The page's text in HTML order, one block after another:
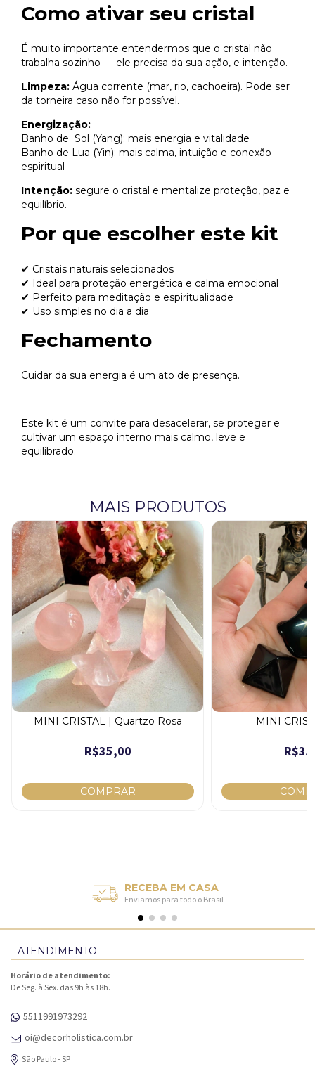
Como ativar seu cristal
É muito importante entendermos que o cristal não
trabalha sozinho — ele precisa da sua ação, e intenção.
Limpeza: Água corrente (mar, rio, cachoeira). Pode ser
da torneira caso não for possível.
Energização:
Banho de Sol (Yang): mais energia e vitalidade
Banho de Lua (Yin): mais calma, intuição e conexão
espiritual
Intenção: segure o cristal e mentalize proteção, paz e
equilíbrio.
Por que escolher este kit
✔ Cristais naturais selecionados
✔ Ideal para proteção energética e calma emocional
✔ Perfeito para meditação e espiritualidade
✔ Uso simples no dia a dia
Fechamento
Cuidar da sua energia é um ato de presença.
Este kit é um convite para desacelerar, se proteger e
cultivar um espaço interno mais calmo, leve e
equilibrado.
MAIS PRODUTOS
MINI CRISTAL | Quartzo Rosa
R$35,00
MINI
RECEBA EM CASA
Enviamos para todo o Brasil
ATENDIMENTO
Horário de atendimento:
De Seg. à Sex. das 9h às 18h.
5511991973292
oi@decorholistica.com.br
São Paulo - SP